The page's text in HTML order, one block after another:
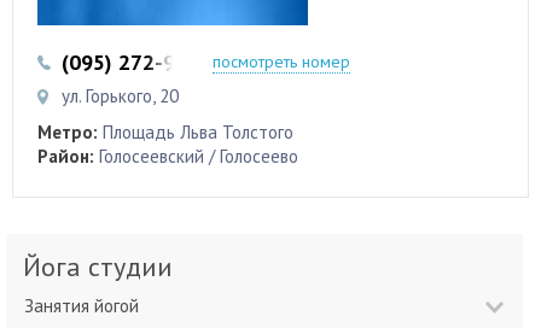
(095) 272-99-55 (044) 289-35-75
посмотреть номер
ул. Горького, 20
Метро: Площадь Льва Толстого
Район: Голосеевский / Голосеево
Йога студии
Занятия йогой